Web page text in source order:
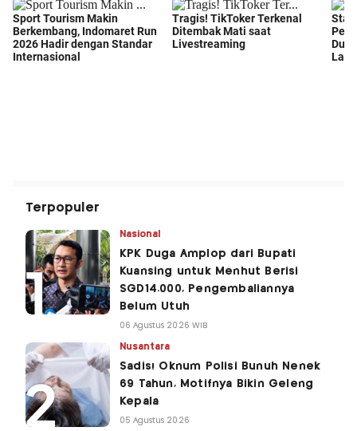
Terpopuler
Nasional
KPK Duga Amplop dari Bupati
Kuansing untuk Menhut Berisi
SGD14.000, Pengembaliannya
Belum Utuh
06 Agustus 2026 WIB
Nusantara
Sadis! Oknum Polisi Bunuh Nenek
69 Tahun, Motifnya Bikin Geleng
Kepala
05 Agustus 2026